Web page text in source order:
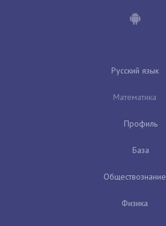
Русский язык
Математика
Профиль
База
Обществознание
Физика